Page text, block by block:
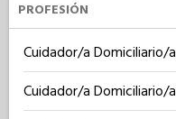
PROFESIÓN
Cuidador/a Domiciliario/a
Cuidador/a Domiciliario/a